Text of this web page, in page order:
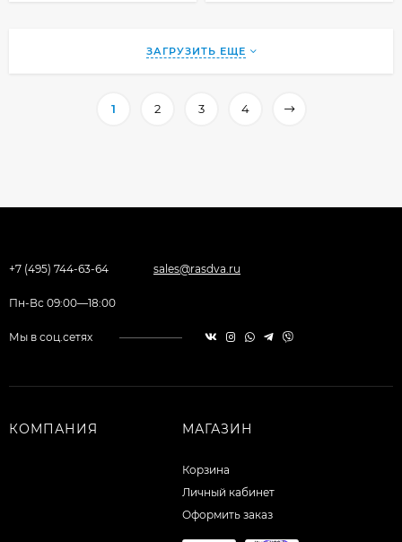
ЗАГРУЗИТЬ ЕЩЕ
1 2 3 4
+7 (495) 744-63-64 sales@rasdva.ru
Пн-Вс 09:00—18:00
Мы в соц.сетях
КОМПАНИЯ МАГАЗИН
Корзина
Личный кабинет
Оформить заказ